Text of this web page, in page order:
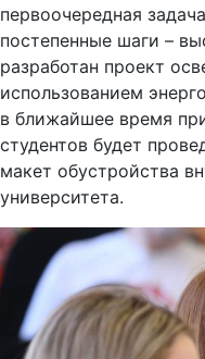
первоочередная
постепенные шаги –
разработан проект
использованием
в ближайшее время
студентов будет
макет обустройства
университета.